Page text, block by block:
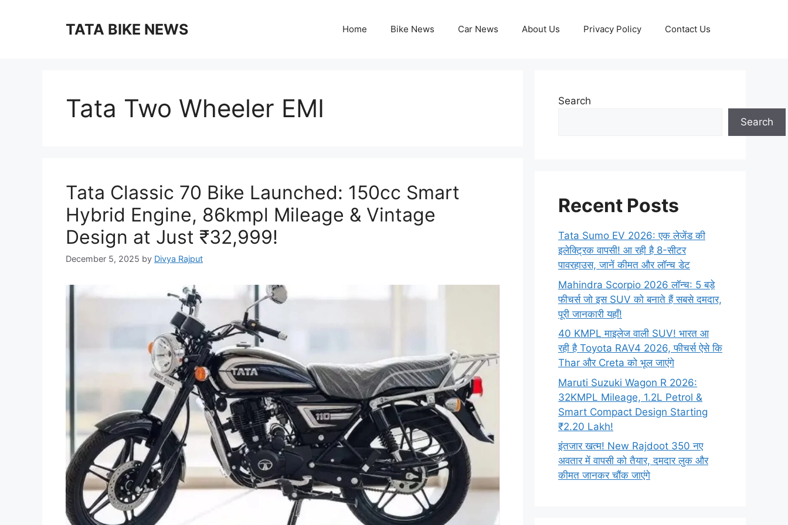
TATA BIKE NEWS Home Bike News Car News About Us Privacy Policy Contact Us
Tata Two Wheeler EMI
Tata Classic 70 Bike Launched: 150cc Smart
Hybrid Engine, 86kmpl Mileage & Vintage
Design at Just ₹32,999!
December 5, 2025 by Divya Rajput
Search
Search
Recent Posts
Tata Sumo EV 2026: एक लेजेंड की
इलेक्ट्रिक वापसी! आ रही है 8-सीटर
पावरहाउस, जानें कीमत और लॉन्च डेट
Mahindra Scorpio 2026 लॉन्च: 5 बड़े
फीचर्स जो इस SUV को बनाते हैं सबसे दमदार,
पूरी जानकारी यहाँ!
40 KMPL माइलेज वाली SUV! भारत आ
रही है Toyota RAV4 2026, फीचर्स ऐसे कि
Thar और Creta को भूल जाएंगे
Maruti Suzuki Wagon R 2026:
32KMPL Mileage, 1.2L Petrol &
Smart Compact Design Starting
₹2.20 Lakh!
इंतजार खत्म! New Rajdoot 350 नए
अवतार में वापसी को तैयार, दमदार लुक और
कीमत जानकर चौंक जाएंगे